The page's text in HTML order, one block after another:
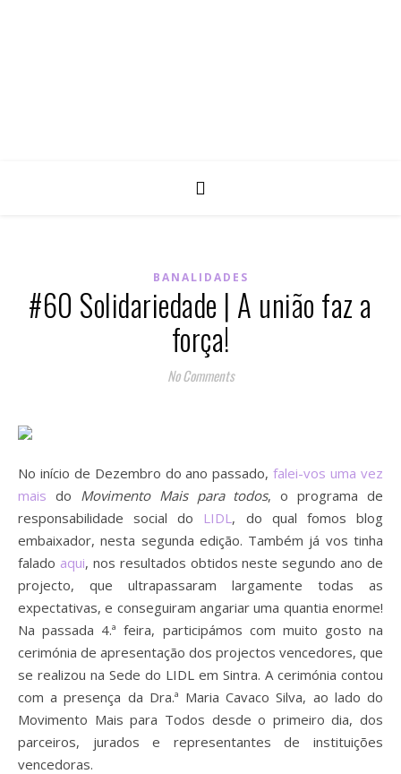
BANALIDADES
#60 Solidariedade | A união faz a
força!
No Comments
No início de Dezembro do ano passado,falei-vos uma vez
mais do Movimento Mais para todos, o programa de
responsabilidade social do LIDL, do qual fomos blog
embaixador, nesta segunda edição. Também já vos tinha
falado aqui, nos resultados obtidos neste segundo ano de
projecto, que ultrapassaram largamente todas as
expectativas, e conseguiram angariar uma quantia enorme!
Na passada 4.ª feira, participámos com muito gosto na
cerimónia de apresentação dos projectos vencedores, que
se realizou na Sede do LIDL em Sintra. A cerimónia contou
com a presença da Dra.ª Maria Cavaco Silva, ao lado do
Movimento Mais para Todos desde o primeiro dia, dos
parceiros, jurados e representantes de instituições
vencedoras.